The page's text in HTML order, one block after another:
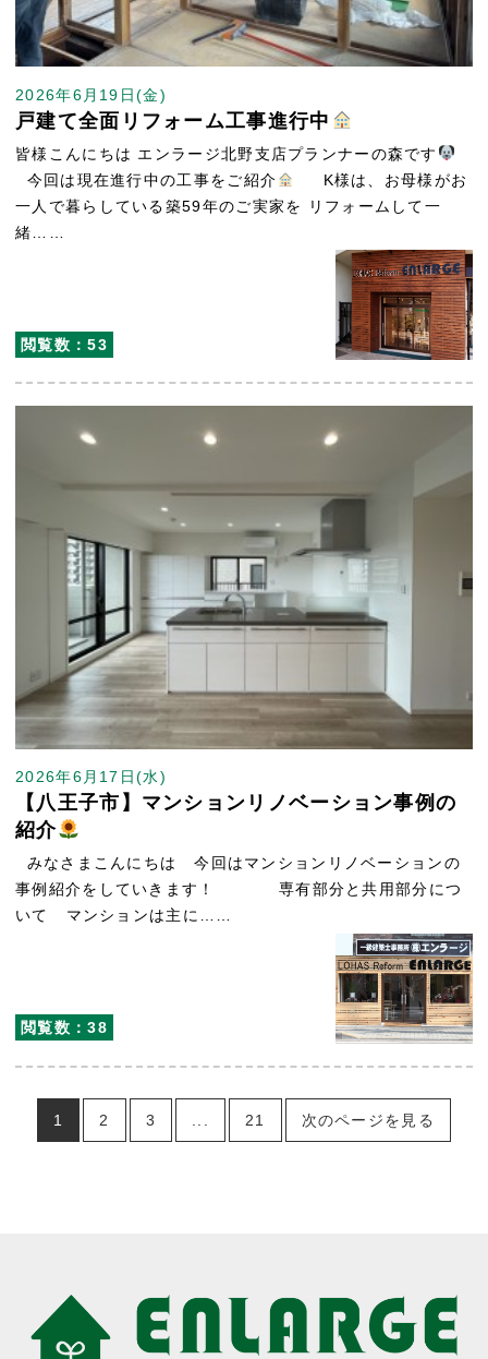
閲覧数：53
2026年6月19日(金)
戸建て全面リフォーム工事進行中
皆様こんにちは エンラージ北野支店プランナーの森です
今回は現在進行中の工事をご紹介
K様は、お母様がお
一人で暮らしている築59年のご実家を リフォームして一
緒……
閲覧数：38
2026年6月17日(水)
【八王子市】マンションリノベーション事例の
紹介
みなさまこんにちは 今回はマンションリノベーションの
事例紹介をしていきます！ 専有部分と共用部分につ
いて マンションは主に……
1 2 3 21 次のページを見る